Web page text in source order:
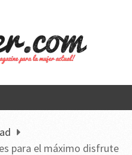
para el máximo disfrute